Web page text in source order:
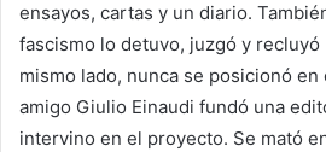
ensayos, cartas y un diario.
fascismo lo detuvo, juzgó y
mismo lado, nunca se posicionó en
amigo Giulio Einaudi fundó una
intervino en el proyecto. Se mató